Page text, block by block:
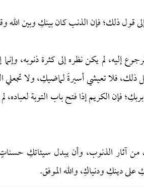
إليه، لم يكن نظره إلى كثرة ذنوبه،
ذلك، فلا تعيشي أسيرةً لماضيكِ، ولا
الكريم إذا فتح باب التوبة لعباده، لم
آثار الذنوب، وأن يبدل سيئاتكِ
دينكِ ودنياكِ، والله الموفق.